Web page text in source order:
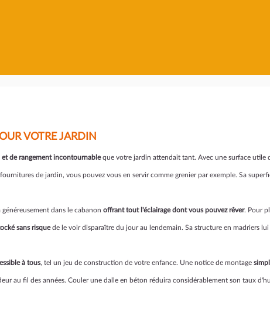
VOTRE JARDIN
et de rangement incontournableque votre jardin attendait tant. Avec une surface utile
de jardin, vous pouvez vous en servir comme grenier par exemple. Sa
dans le cabanon offrant tout l'éclairage dont vous pouvez rêver. Pour
sans risquede le voir disparaître du jour au lendemain. Sa structure en madriers lui
à tous, tel un jeu de construction de votre enfance. Une notice de montage
au fil des années. Couler une dalle en béton réduira considérablement son taux